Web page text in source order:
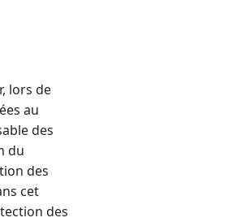
lors de
au
des
du
des
cet
des